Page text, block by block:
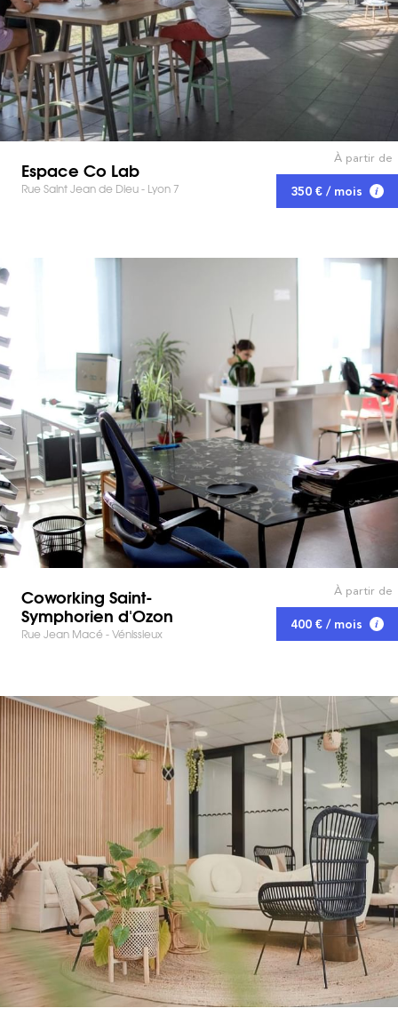
Espace Co Lab
Rue Saint Jean de Dieu - Lyon 7
À partir de
350 € / mois
Coworking Saint-
Symphorien d'Ozon
Rue Jean Macé - Vénissieux
À partir de
400 € / mois